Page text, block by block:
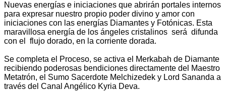
Nuevas energías e iniciaciones que abrirán portales internos
para expresar nuestro propio poder divino y amor con
iniciaciones con las energías Diamantes y Fotónicas. Esta
maravillosa energía de los ángeles cristalinos será difunda
con el flujo dorado, en la corriente dorada.
Se completa el Proceso, se activa el Merkabah de Diamante
recibiendo poderosas bendiciones directamente del Maestro
Metatrón, el Sumo Sacerdote Melchizedek y Lord Sananda a
través del Canal Angélico Kyria Deva.